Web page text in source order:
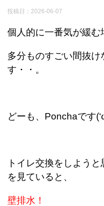
投稿日： 2026-06-07
個人的に一番気が緩む
多分ものすごい間抜け
す・・。
どーも、Ponchaです
トイレ交換をしよう
を見ていると、
壁排水！